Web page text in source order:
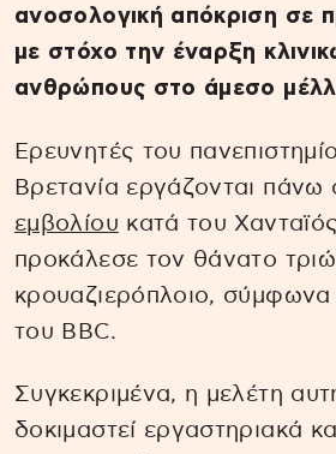
ανοσολογική απόκριση σε
με στόχο την έναρξη
ανθρώπους στο άμεσο
Ερευνητές του
Βρετανία εργάζονται πάνω
εμβολίου κατά του
προκάλεσε τον θάνατο
κρουαζιερόπλοιο,
του ΒΒC.
Συγκεκριμένα, η μελέτη
δοκιμαστεί εργαστηριακά